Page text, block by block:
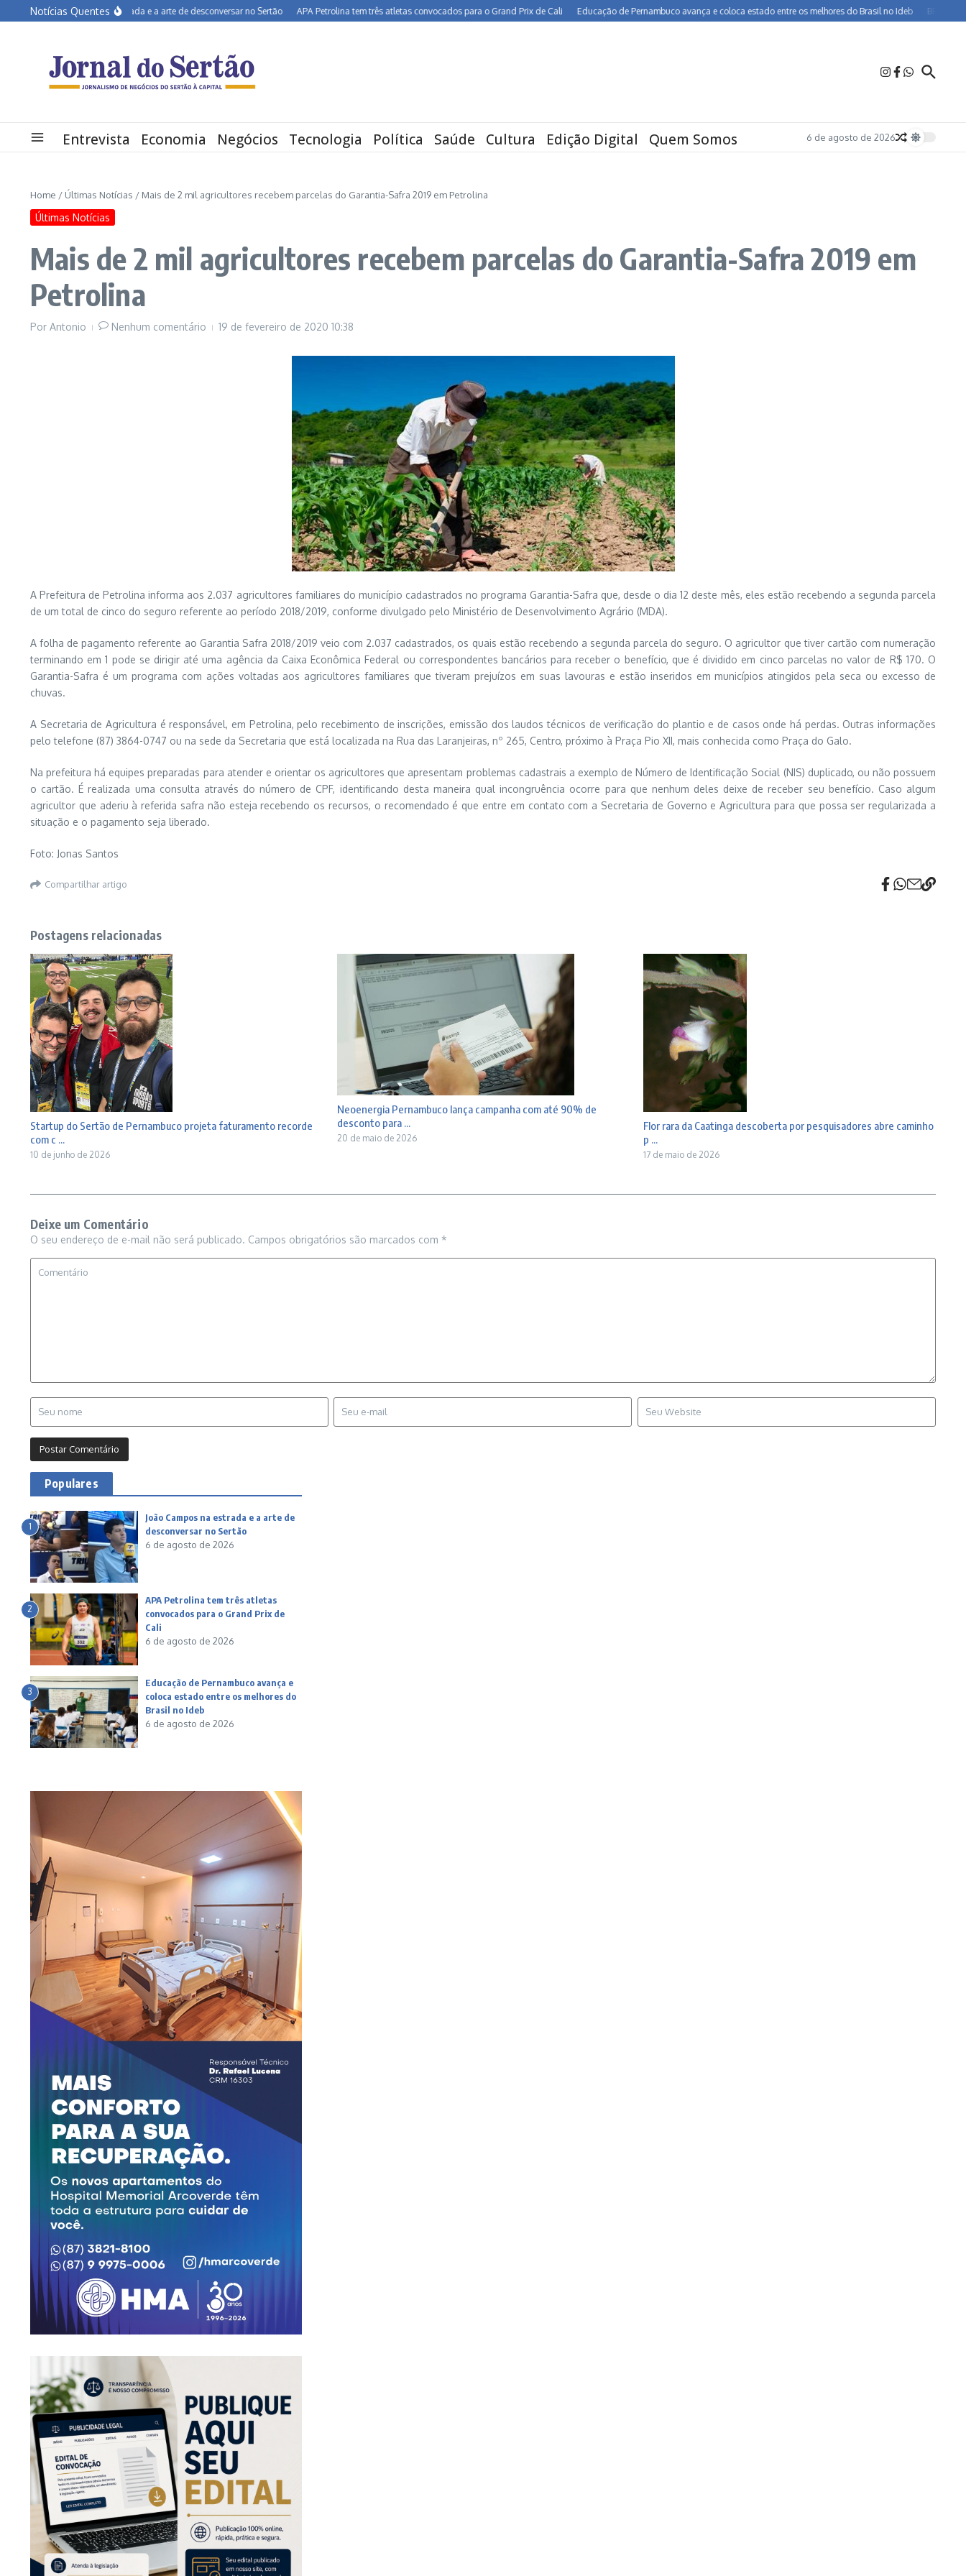
Ir para o conteúdo
Notícias Quentes
João Campos na estrada e a arte de desconversar no Sertão APA Petrolina tem três atletas convocados para o Grand Prix de Cali Educação de Pernambuco avança e coloca estado entre os melhores do Brasil no Ideb BR-232 entra
Entrevista Economia Negócios Tecnologia Política Saúde Cultura Edição Digital Quem Somos 6 de agosto de 2026
Home / Últimas Notícias / Mais de 2 mil agricultores recebem parcelas do Garantia-Safra 2019 em Petrolina
Últimas Notícias
Mais de 2 mil agricultores recebem parcelas do Garantia-Safra 2019 em
Petrolina
Por Antonio Nenhum comentário 19 de fevereiro de 2020 10:38
A Prefeitura de Petrolina informa aos 2.037 agricultores familiares do município cadastrados no programa Garantia-Safra que, desde o dia 12 deste mês, eles estão recebendo a segunda parcela
de um total de cinco do seguro referente ao período 2018/2019, conforme divulgado pelo Ministério de Desenvolvimento Agrário (MDA).
A folha de pagamento referente ao Garantia Safra 2018/2019 veio com 2.037 cadastrados, os quais estão recebendo a segunda parcela do seguro. O agricultor que tiver cartão com numeração
terminando em 1 pode se dirigir até uma agência da Caixa Econômica Federal ou correspondentes bancários para receber o benefício, que é dividido em cinco parcelas no valor de R$ 170. O
Garantia-Safra é um programa com ações voltadas aos agricultores familiares que tiveram prejuízos em suas lavouras e estão inseridos em municípios atingidos pela seca ou excesso de
chuvas.
A Secretaria de Agricultura é responsável, em Petrolina, pelo recebimento de inscrições, emissão dos laudos técnicos de verificação do plantio e de casos onde há perdas. Outras informações
pelo telefone (87) 3864-0747 ou na sede da Secretaria que está localizada na Rua das Laranjeiras, nº 265, Centro, próximo à Praça Pio XII, mais conhecida como Praça do Galo.
Na prefeitura há equipes preparadas para atender e orientar os agricultores que apresentam problemas cadastrais a exemplo de Número de Identificação Social (NIS) duplicado, ou não possuem
o cartão. É realizada uma consulta através do número de CPF, identificando desta maneira qual incongruência ocorre para que nenhum deles deixe de receber seu benefício. Caso algum
agricultor que aderiu à referida safra não esteja recebendo os recursos, o recomendado é que entre em contato com a Secretaria de Governo e Agricultura para que possa ser regularizada a
situação e o pagamento seja liberado.
Foto: Jonas Santos
Compartilhar artigo
Postagens relacionadas
Startup do Sertão de Pernambuco projeta faturamento recorde
com c ...
10 de junho de 2026
Neoenergia Pernambuco lança campanha com até 90% de
desconto para ...
20 de maio de 2026
Flor rara da Caatinga descoberta por pesquisadores abre caminho
p ...
17 de maio de 2026
Deixe um Comentário
O seu endereço de e-mail não será publicado. Campos obrigatórios são marcados com *
Populares
1
João Campos na estrada e a arte de
desconversar no Sertão
6 de agosto de 2026
2
APA Petrolina tem três atletas
convocados para o Grand Prix de
Cali
6 de agosto de 2026
3
Educação de Pernambuco avança e
coloca estado entre os melhores do
Brasil no Ideb
6 de agosto de 2026